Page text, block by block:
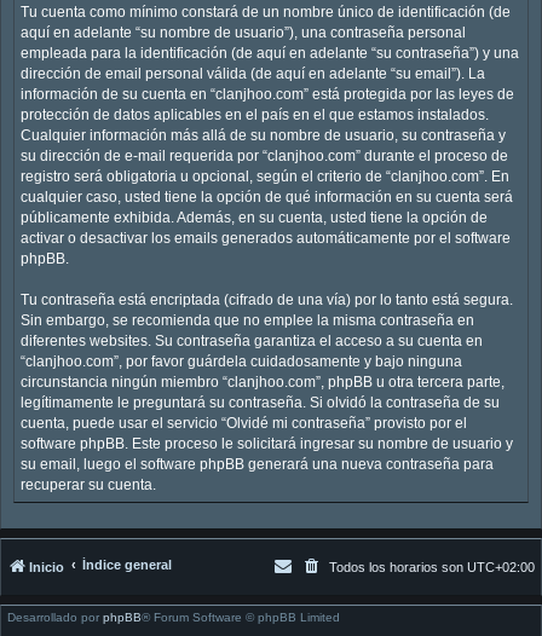
Tu cuenta como mínimo constará de un nombre único de identificación (de
aquí en adelante “su nombre de usuario”), una contraseña personal
empleada para la identificación (de aquí en adelante “su contraseña”) y una
dirección de email personal válida (de aquí en adelante “su email”). La
información de su cuenta en “clanjhoo.com” está protegida por las leyes de
protección de datos aplicables en el país en el que estamos instalados.
Cualquier información más allá de su nombre de usuario, su contraseña y
su dirección de e-mail requerida por “clanjhoo.com” durante el proceso de
registro será obligatoria u opcional, según el criterio de “clanjhoo.com”. En
cualquier caso, usted tiene la opción de qué información en su cuenta será
públicamente exhibida. Además, en su cuenta, usted tiene la opción de
activar o desactivar los emails generados automáticamente por el software
phpBB.
Tu contraseña está encriptada (cifrado de una vía) por lo tanto está segura.
Sin embargo, se recomienda que no emplee la misma contraseña en
diferentes websites. Su contraseña garantiza el acceso a su cuenta en
“clanjhoo.com”, por favor guárdela cuidadosamente y bajo ninguna
circunstancia ningún miembro “clanjhoo.com”, phpBB u otra tercera parte,
legítimamente le preguntará su contraseña. Si olvidó la contraseña de su
cuenta, puede usar el servicio “Olvidé mi contraseña” provisto por el
software phpBB. Este proceso le solicitará ingresar su nombre de usuario y
su email, luego el software phpBB generará una nueva contraseña para
recuperar su cuenta.
Inicio Índice general Todos los horarios son UTC+02:00
Desarrollado por phpBB® Forum Software © phpBB Limited